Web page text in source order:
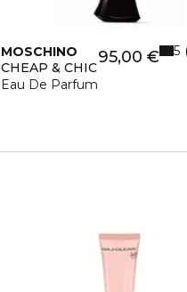
MOSCHINO
CHEAP & CHIC
Eau De Parfum
95,00 € 5